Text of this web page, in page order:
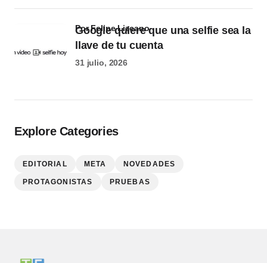
Google quiere que una selfie sea la
llave de tu cuenta
por Felipe Lizcano
31 julio, 2026
Explore Categories
EDITORIAL META NOVEDADES
PROTAGONISTAS PRUEBAS